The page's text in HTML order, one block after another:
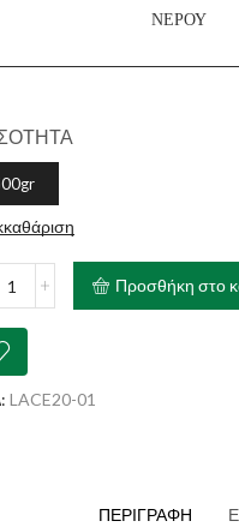
ΝΕΡΟΥ
Προσθήκη στο
LACE20-01
ΠΕΡΙΓΡΑΦΉ